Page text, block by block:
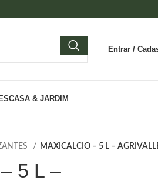
Entrar /
CASA & JARDIM
MAXICALCIO – 5 L –
5 L –